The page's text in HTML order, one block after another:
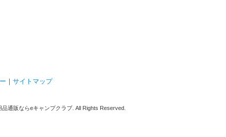
｜ サイトマップ
通販ならeキャンプクラブ. All Rights Reserved.